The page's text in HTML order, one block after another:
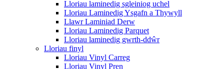
Lloriau laminedig sgleiniog uchel
Lloriau Laminedig Ysgafn a Thywyll
Llawr Laminiad Derw
Lloriau Laminedig Parquet
Lloriau laminedig gwrth-ddŵr
Lloriau finyl
Lloriau Vinyl Carreg
Lloriau Vinyl Pren